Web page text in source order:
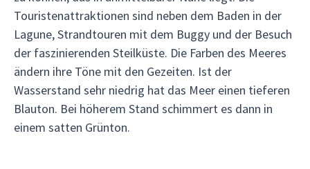
Touristenattraktionen sind neben dem Baden in der
Lagune, Strandtouren mit dem Buggy und der Besuch
der faszinierenden Steilküste. Die Farben des Meeres
ändern ihre Töne mit den Gezeiten. Ist der
Wasserstand sehr niedrig hat das Meer einen tieferen
Blauton. Bei höherem Stand schimmert es dann in
einem satten Grünton.